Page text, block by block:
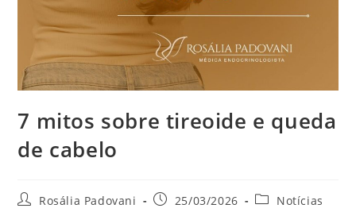
7 mitos sobre tireoide e queda
de cabelo
Rosália Padovani 25/03/2026 Notícias